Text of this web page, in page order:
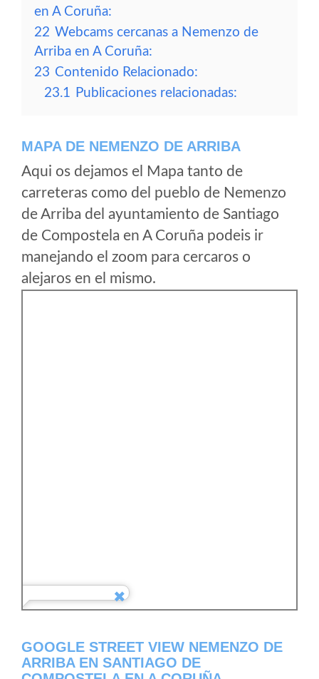
en A Coruña:
22 Webcams cercanas a Nemenzo de
Arriba en A Coruña:
23 Contenido Relacionado:
23.1 Publicaciones relacionadas:
MAPA DE NEMENZO DE ARRIBA
Aqui os dejamos el Mapa tanto de
carreteras como del pueblo de Nemenzo
de Arriba del ayuntamiento de Santiago
de Compostela en A Coruña podeis ir
manejando el zoom para cercaros o
alejaros en el mismo.
GOOGLE STREET VIEW NEMENZO DE
ARRIBA EN SANTIAGO DE